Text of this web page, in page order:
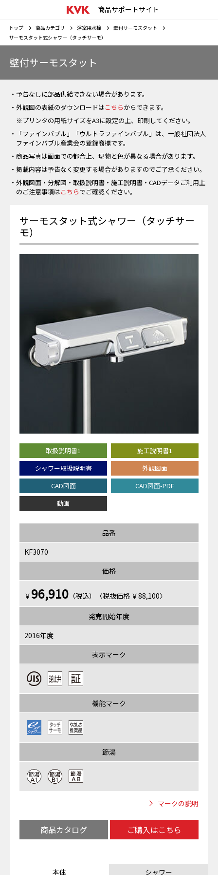
商品サポートサイト
トップ 商品カテゴリ 浴室用水栓
壁付サーモスタット
サーモスタット式シャワー（タッチサーモ）
壁付サーモスタット
・予告なしに部品供給できない場合があります。
・外観図の表紙のダウンロードはこちらからできます。
※プリンタの用紙サイズをA3に設定の上、印刷してください。
・「ファインバブル」「ウルトラファインバブル」は、一般社団法人
ファインバブル産業会の登録商標です。
・商品写真は画面での都合上、現物と色が異なる場合があります。
・掲載内容は予告なく変更する場合がありますのでご了承ください。
・外観図面・分解図・取扱説明書・施工説明書・CADデータご利用上
のご注意事項はこちらでご確認ください。
サーモスタット式シャワー（タッチサー
モ）
取扱説明書1
施工説明書1
シャワー取扱説明書
外観図面
CAD図面
CAD図面-PDF
動画
品番
KF3070
価格
￥ 96,910 （税込）〈税抜価格 ￥88,100〉
発売開始年度
2016年度
表示マーク
機能マーク
節湯
マークの説明
商品カタログ ご購入はこちら
本体 シャワー